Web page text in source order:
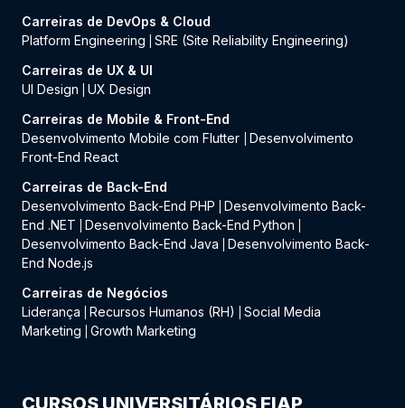
Carreiras de DevOps & Cloud
Platform Engineering
SRE (Site Reliability Engineering)
Carreiras de UX & UI
UI Design
UX Design
Carreiras de Mobile & Front-End
Desenvolvimento Mobile com Flutter
Desenvolvimento
Front-End React
Carreiras de Back-End
Desenvolvimento Back-End PHP
Desenvolvimento Back-
End .NET
Desenvolvimento Back-End Python
Desenvolvimento Back-End Java
Desenvolvimento Back-
End Node.js
Carreiras de Negócios
Liderança
Recursos Humanos (RH)
Social Media
Marketing
Growth Marketing
CURSOS UNIVERSITÁRIOS FIAP